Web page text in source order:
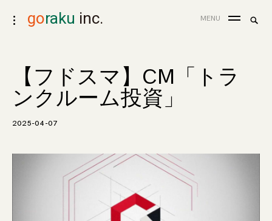
to
goraku inc.
toggle
MENU
【フドスマ】CM「トラ
ンクルーム投資」
2025-04-07
search